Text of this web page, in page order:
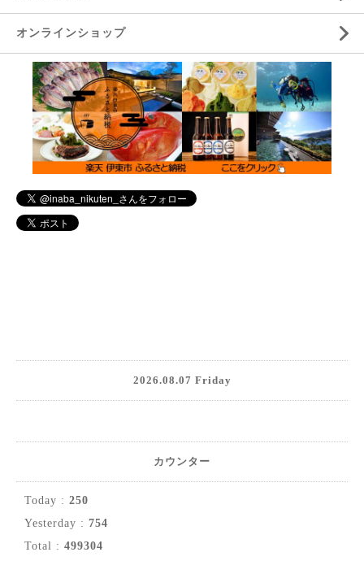
オンラインショップ
2026.08.07 Friday
カウンター
Today : 250
Yesterday : 754
Total : 499304